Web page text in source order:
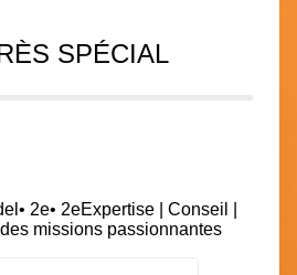
SPÉCIAL
• 2e• 2eExpertise | Conseil |
missions passionnantes